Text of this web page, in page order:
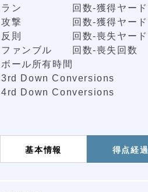
ラン
回数-獲得ヤード
攻撃
回数-獲得ヤード
反則
回数-喪失ヤード
ファンブル
回数-喪失回数
ボール所有時間
3rd Down Conversions
4rd Down Conversions
基本情報 得点経過